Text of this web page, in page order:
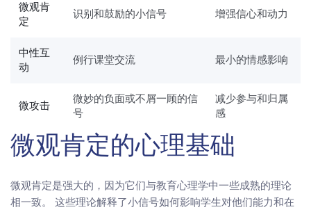
微观肯
定
识别和鼓励的小信号 增强信心和动力
中性互
动
例行课堂交流 最小的情感影响
微攻击
微妙的负面或不屑一顾的信
号
减少参与和归属
感
微观肯定的心理基础
微观肯定是强大的，因为它们与教育心理学中一些成熟的理论
相一致。 这些理论解释了小信号如何影响学生对他们能力和在